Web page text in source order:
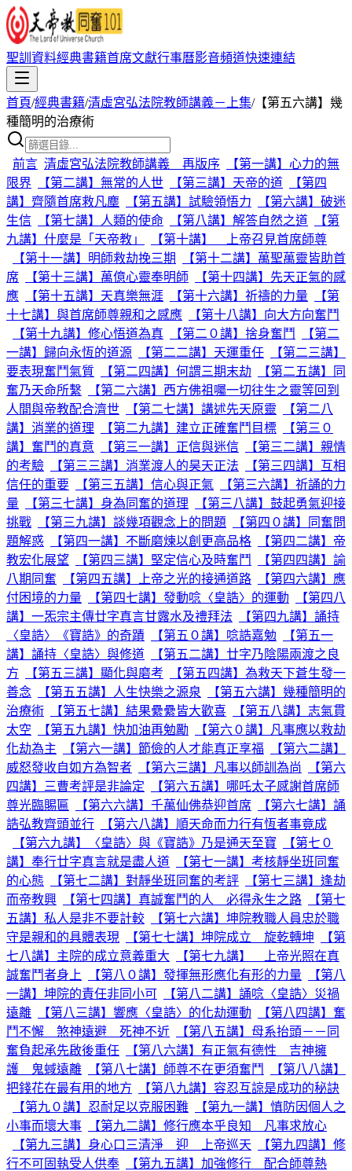
聖訓資料經典書籍首席文獻行事曆影音頻道快速連結
首頁/經典書籍/清虛宮弘法院教師講義－上集/【第五六講】幾
種簡明的治療術
前言 清虛宮弘法院教師講義 再版序
【第一講】心力的無
限界
【第二講】無常的人世 【第三講】天帝的道
【第四
講】齊隨首席救凡塵
【第五講】試驗領悟力
【第六講】破迷
生信
【第七講】人類的使命 【第八講】解答自然之道
【第
九講】什麼是「天帝教」
【第十講】 上帝召見首席師尊
【第十一講】明師救劫挽三期
【第十二講】萬聖萬靈皆助首
席
【第十三講】萬億心靈奉明師
【第十四講】先天正氣的感
應
【第十五講】天真樂無涯 【第十六講】祈禱的力量
【第
十七講】與首席師尊親和之感應
【第十八講】向大方向奮鬥
【第十九講】修心悟道為真
【第二０講】捨身奮鬥
【第二
一講】歸向永恆的道源
【第二二講】天運重任
【第二三講】
要表現奮鬥氣質
【第二四講】何謂三期末劫
【第二五講】同
奮乃天命所繫
【第二六講】西方佛祖囑一切往生之靈等回到
人間與帝教配合濟世
【第二七講】講述先天原靈
【第二八
講】消業的道理
【第二九講】建立正確奮鬥目標
【第三０
講】奮鬥的真意
【第三一講】正信與迷信
【第三二講】親情
的考驗
【第三三講】消業渡人的昊天正法
【第三四講】互相
信任的重要
【第三五講】信心與正氣
【第三六講】祈誦的力
量
【第三七講】身為同奮的道理
【第三八講】鼓起勇氣迎接
挑戰
【第三九講】談幾項觀念上的問題
【第四０講】同奮問
題解惑
【第四一講】不斷磨煉以創更高品格
【第四二講】帝
教宏化展望
【第四三講】堅定信心及時奮鬥
【第四四講】諭
八期同奮
【第四五講】上帝之光的接通道路
【第四六講】應
付困境的力量
【第四七講】發動唸〈皇誥〉的運動
【第四八
講】一炁宗主傳廿字真言甘露水及禮拜法
【第四九講】誦持
〈皇誥〉《寶誥》的奇蹟
【第五０講】唸誥嘉勉
【第五一
講】誦持〈皇誥〉與修道
【第五二講】廿字乃陰陽兩渡之良
方
【第五三講】顯化與磨考
【第五四講】為救天下蒼生發一
善念
【第五五講】人生快樂之源泉
【第五六講】幾種簡明的
治療術
【第五七講】結果纍纍皆大歡喜
【第五八講】志氣貫
太空
【第五九講】快加油再勉勵
【第六０講】凡事應以救劫
化劫為主
【第六一講】節儉的人才能真正享福
【第六二講】
威怒發收自如方為智者
【第六三講】凡事以師訓為尚
【第六
四講】三曹考評是非論定
【第六五講】哪吒太子感謝首席師
尊光臨賜匾
【第六六講】千萬仙佛恭迎首席
【第六七講】誦
誥弘教齊頭並行
【第六八講】順天命而力行有恆者事竟成
【第六九講】〈皇誥〉與《寶誥》乃是通天至寶
【第七０
講】奉行廿字真言就是盡人道
【第七一講】考核靜坐班同奮
的心態
【第七二講】對靜坐班同奮的考評
【第七三講】逢劫
而帝教興
【第七四講】真誠奮鬥的人 必得永生之路
【第七
五講】私人是非不要計較
【第七六講】坤院教職人員忠於職
守是親和的具體表現
【第七七講】坤院成立 旋乾轉坤
【第
七八講】主院的成立意義重大
【第七九講】 上帝光照在真
誠奮鬥者身上
【第八０講】發揮無形應化有形的力量
【第八
一講】坤院的責任非同小可
【第八二講】誦唸〈皇誥〉災禍
遠離
【第八三講】響應〈皇誥〉的化劫運動
【第八四講】奮
鬥不懈 煞神遠避 死神不近
【第八五講】母系抬頭－－同
奮負起承先啟後重任
【第八六講】有正氣有德性 吉神擁
護 鬼蜮遠離
【第八七講】師尊不在更須奮鬥
【第八八講】
把錢花在最有用的地方
【第八九講】容忍互諒是成功的秘訣
【第九０講】忍耐足以克服困難
【第九一講】慎防因個人之
小事而壞大事
【第九二講】修行應本乎良知 凡事求放心
【第九三講】身心口三清淨 迎 上帝巡天
【第九四講】修
行不可固執受人供奉
【第九五講】加強修行 配合師尊熱